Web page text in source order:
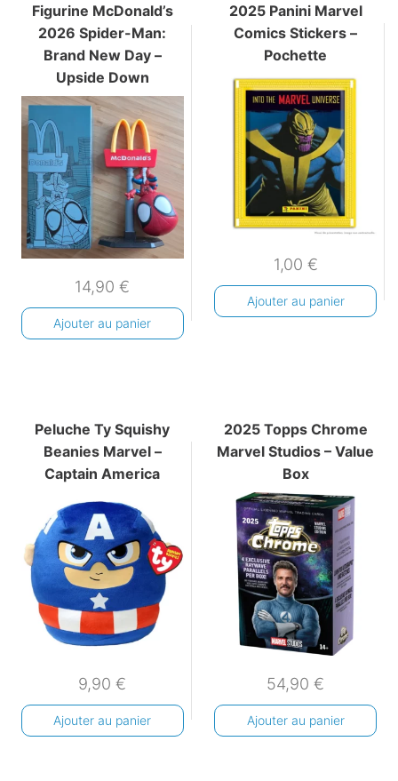
Figurine McDonald’s
2026 Spider-Man:
Brand New Day –
Upside Down
14,90€
Ajouter au panier
2025 Panini Marvel
Comics Stickers –
Pochette
1,00 €
Ajouter au panier
Peluche Ty Squishy
Beanies Marvel –
Captain America
9,90€
Ajouter au panier
2025 Topps Chrome
Marvel Studios – Value
Box
54,90€
Ajouter au panier